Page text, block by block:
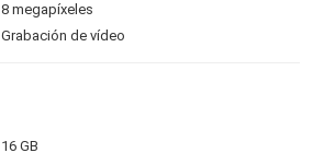
8 megapíxeles
Grabación de vídeo
16 GB